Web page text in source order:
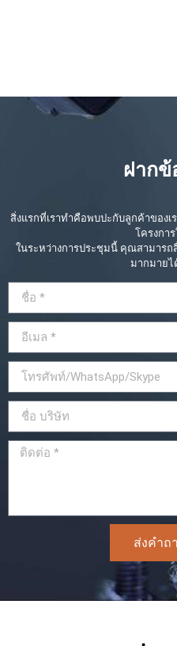
ฝากข้
สิ่งแรกที่เราทำคือพบปะกับลูกค้าของ
โครงกา
ในระหว่างการประชุมนี้ คุณสามาร
มากมายไ
ส่งคำถ